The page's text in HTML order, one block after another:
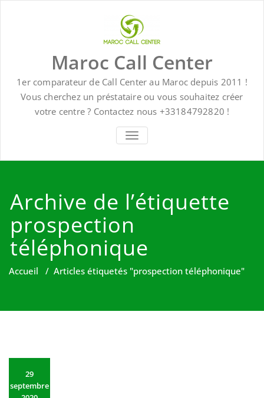
Maroc Call Center
1er comparateur de Call Center au Maroc depuis 2011 !
Vous cherchez un préstataire ou vous souhaitez créer
votre centre ? Contactez nous +33184792820 !
TOGGLE NAVIGATION
Archive de l’étiquette
prospection
téléphonique
Accueil / Articles étiquetés "prospection téléphonique"
29
septembre